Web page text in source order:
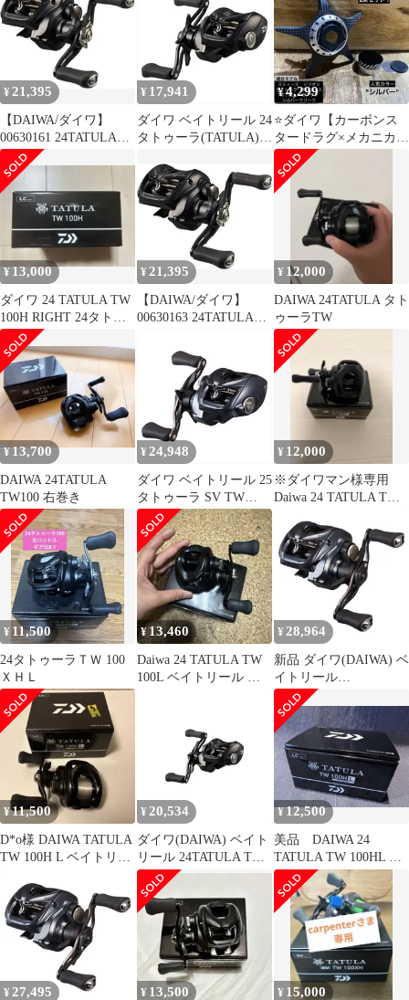
¥ 21,395
【DAIWA/ダイワ】
00630161 24TATULA
TW 100L (329364) ベイ
トリール
¥ 17,941
ダイワ ベイトリール 24
タトゥーラ(TATULA)
¥4,299
⭐️ダイワ【カーボンス
タードラグ×メカニカル
ブレーキノブ】セット
⭐️シルバー⭐️新品⭐️
¥13,000
ダイワ 24 TATULA TW
100H RIGHT 24タトゥ
ーラ
¥ 21,395
【DAIWA/ダイワ】
00630163 24TATULA
イトリール
¥ 12,000
DAIWA 24TATULA タト
ゥーラTW
¥13,700
DAIWA 24TATULA
TW100 右巻き
¥ 24,948
ダイワ ベイトリール 25
タトゥーラ SV TW
100H(右)
¥ 12,000
※ダイワマン様専用
Daiwa 24 TATULA TW
¥11,500
24タトゥーラＴＷ 100
ＸＨＬ
¥ 13,460
Daiwa 24 TATULA TW
100L ベイトリール 本
¥ 28,964
新品 ダイワ(DAIWA) ベ
イトリール
25TATULA(タトゥーラ)
SV TW 100HL
¥11,500
D*o様 DAIWA TATULA
TW 100H L ベイトリー
¥ 20,534
ダイワ(DAIWA) ベイト
リール 24TATULA TW
100XH 1
¥12,500
美品 DAIWA 24
TATULA TW 100HL ベ
イトリール 本体
¥ 27,495 ¥ 13,500 ¥ 15,000